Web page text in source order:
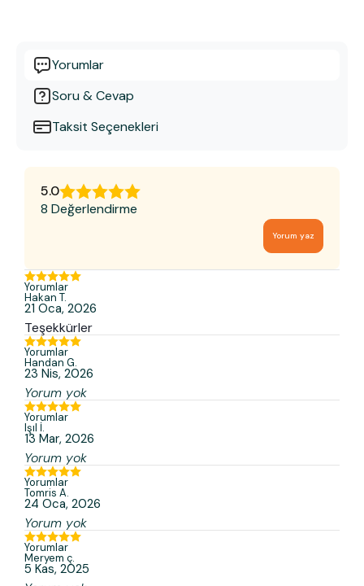
Yorumlar
Soru & Cevap
Taksit Seçenekleri
5.0
8 Değerlendirme
Yorum yaz
Yorumlar
Hakan T.
21 Oca, 2026
Teşekkürler
Yorumlar
Handan G.
23 Nis, 2026
Yorum yok
Yorumlar
Işıl İ.
13 Mar, 2026
Yorum yok
Yorumlar
Tomris A.
24 Oca, 2026
Yorum yok
Yorumlar
Meryem ç.
5 Kas, 2025